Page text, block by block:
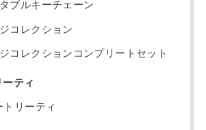
ブルキーチェーン
コレクション
コレクションコンプリートセット
ーティ
トリーティ